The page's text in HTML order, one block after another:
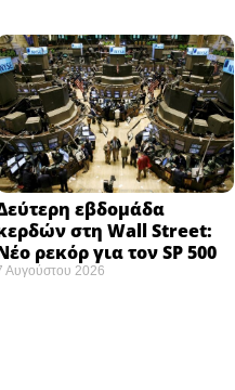
εβδομάδα
στη Wall Street:
ρεκόρ για τον SP 500
Αυγούστου 2026